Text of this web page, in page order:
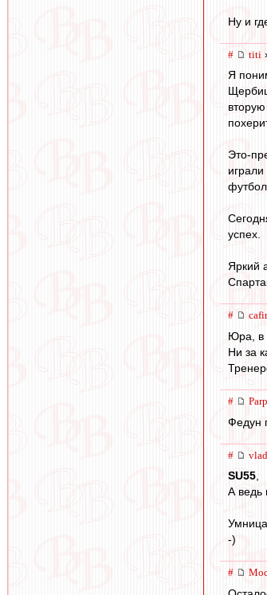
Ну и
# titi
Я
Это-
успех.
Яркий
# cafir
Юра, в
Ни за
#
Федун
#
SU55,
А ведь
-)
#